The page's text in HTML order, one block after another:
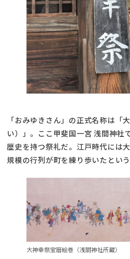
「おみゆきさん」の正式名称は「
い）」。ここ甲斐国一宮 浅間神社
歴史を持つ祭礼だ。江戸時代には
規模の行列が町を練り歩いたという
大神幸祭宝暦絵巻（浅間神社所蔵）